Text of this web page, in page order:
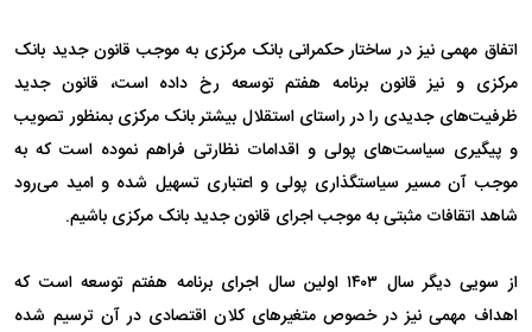
اتفاق مهمی نیز در ساختار حکمرانی بانک مرکزی به موجب قانون جدید بانک
مرکزی و نیز قانون برنامه هفتم توسعه رخ داده است، قانون جدید
ظرفیت‌های جدیدی را در راستای استقلال بیشتر بانک مرکزی بمنظور تصویب
و پیگیری سیاست‌های پولی و اقدامات نظارتی فراهم نموده است که به
موجب آن مسیر سیاستگذاری پولی و اعتباری تسهیل شده و امید می‌رود
شاهد اتقافات مثبتی به موجب اجرای قانون جدید بانک مرکزی باشیم.
از سویی دیگر سال ۱۴۰۳ اولین سال اجرای برنامه هفتم توسعه است که
اهداف مهمی نیز در خصوص متغیر‌های کلان اقتصادی در آن ترسیم شده